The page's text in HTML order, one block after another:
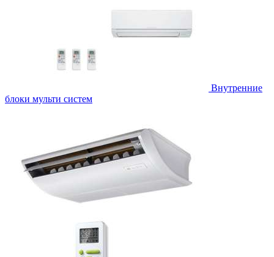
Внутренние
блоки мульти систем